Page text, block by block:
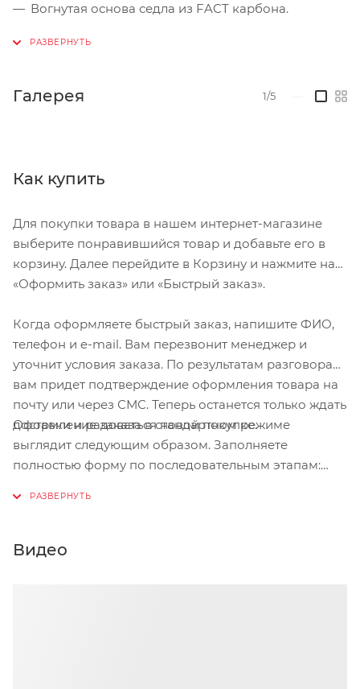
Вогнутая основа седла из FACT карбона.
Невероятно лёгкие FACT-карбоновые рейлы
решений.
диаметр рейлов 7 мм.
Размер 155мм/ Вес 198г.
Галерея 1/5
Как купить
Для покупки товара в нашем интернет-магазине
выберите понравившийся товар и добавьте его в
корзину. Далее перейдите в Корзину и нажмите на
«Оформить заказ» или «Быстрый заказ».
Когда оформляете быстрый заказ, напишите ФИО,
телефон и e-mail. Вам перезвонит менеджер и
уточнит условия заказа. По результатам разговора
вам придет подтверждение оформления товара на
почту или через СМС. Теперь останется только ждать
доставки и радоваться новой покупке.
Оформление заказа в стандартном режиме
выглядит следующим образом. Заполняете
полностью форму по последовательным этапам:
Нажмите кнопку «Оформить заказ».
Видео